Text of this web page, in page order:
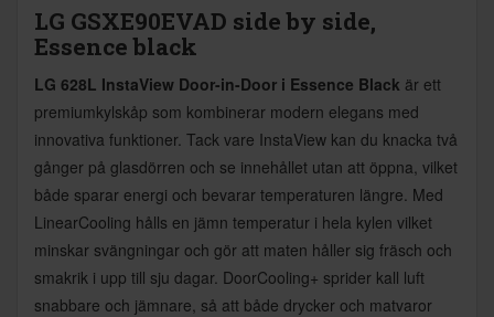
LG GSXE90EVAD side by side,
Essence black
LG 628L InstaView Door-in-Door i Essence Black är ett
premiumkylskåp som kombinerar modern elegans med
innovativa funktioner. Tack vare InstaView kan du knacka två
gånger på glasdörren och se innehållet utan att öppna, vilket
både sparar energi och bevarar temperaturen längre. Med
LinearCooling hålls en jämn temperatur i hela kylen vilket
minskar svängningar och gör att maten håller sig fräsch och
smakrik i upp till sju dagar. DoorCooling+ sprider kall luft
snabbare och jämnare, så att både drycker och matvaror